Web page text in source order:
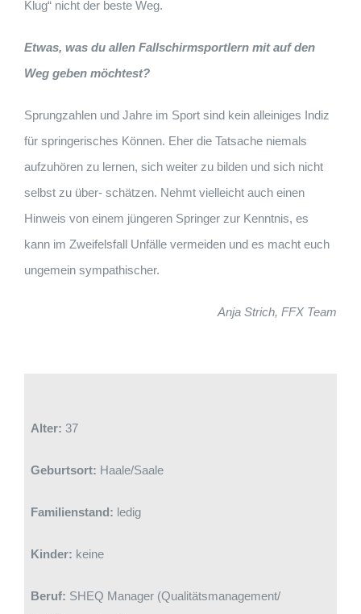
Klug“ nicht der beste Weg.
Etwas, was du allen Fallschirmsportlern mit auf den
Weg geben möchtest?
Sprungzahlen und Jahre im Sport sind kein alleiniges Indiz
für springerisches Können. Eher die Tatsache niemals
aufzuhören zu lernen, sich weiter zu bilden und sich nicht
selbst zu über- schätzen. Nehmt vielleicht auch einen
Hinweis von einem jüngeren Springer zur Kenntnis, es
kann im Zweifelsfall Unfälle vermeiden und es macht euch
ungemein sympathischer.
Anja Strich, FFX Team
Alter: 37
Geburtsort: Haale/Saale
Familienstand: ledig
Kinder: keine
Beruf: SHEQ Manager (Qualitätsmanagement/